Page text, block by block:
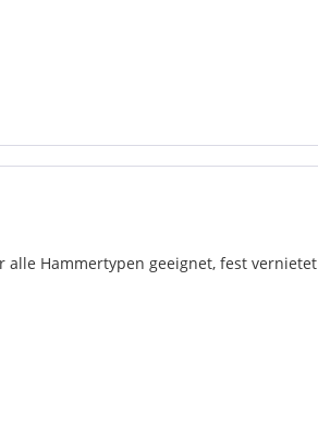
Hammertypen geeignet, fest vernietet